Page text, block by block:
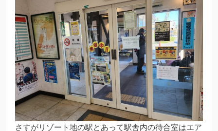
さすがリゾート地の駅とあって駅舎内の待合室はエア